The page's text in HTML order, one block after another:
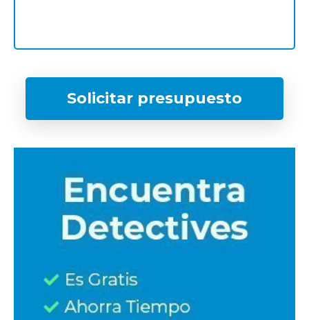
Solicitar presupuesto
¿Qué tipo de caso quieres investigar?